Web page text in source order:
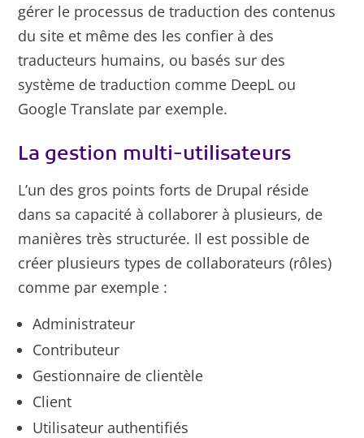
gérer le processus de traduction des contenus
du site et même des les confier à des
traducteurs humains, ou basés sur des
système de traduction comme DeepL ou
Google Translate par exemple.
La gestion multi-utilisateurs
L’un des gros points forts de Drupal réside
dans sa capacité à collaborer à plusieurs, de
manières très structurée. Il est possible de
créer plusieurs types de collaborateurs (rôles)
comme par exemple :
Administrateur
Contributeur
Gestionnaire de clientèle
Client
Utilisateur authentifiés